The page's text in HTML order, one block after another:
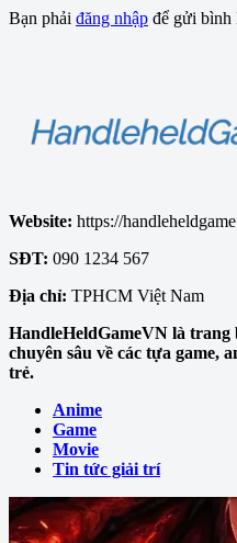
Bạn phải đăng nhập để gửi bình
Website: https://
SĐT: 090 1234 567
Địa chỉ: TPHCM Việt Nam
HandleHeldGameVN là trang
chuyên sâu về các tựa game,
trẻ.
Anime
Game
Movie
Tin tức giải trí